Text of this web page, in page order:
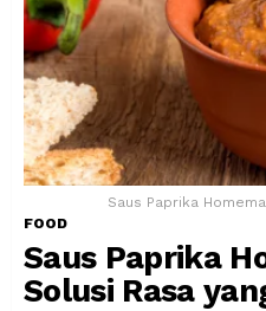
Saus Paprika
FOOD
Saus Paprika
Solusi Rasa